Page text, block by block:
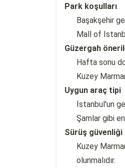
Park koşulları
Başakşehir
Mall of
Güzergah
Hafta sonu
Kuzey
Uygun araç tipi
İstanbul'un
Şamlar gibi
Sürüş güvenliği
Kuzey
olunmalıdır.